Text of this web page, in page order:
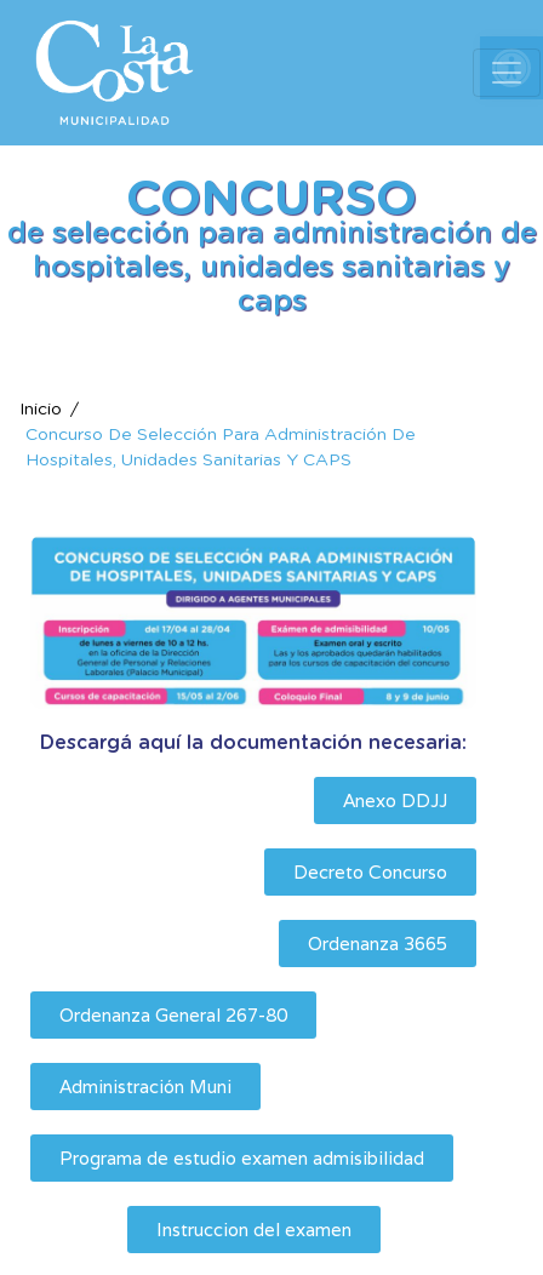
CONCURSO
de selección para administración de
hospitales, unidades sanitarias y
caps
Inicio
Concurso De Selección Para Administración De
Hospitales, Unidades Sanitarias Y CAPS
Descargá aquí la documentación necesaria:
Anexo DDJJ
Decreto Concurso
Ordenanza 3665
Ordenanza General 267-80
Administración Muni
Programa de estudio examen admisibilidad
Instruccion del examen